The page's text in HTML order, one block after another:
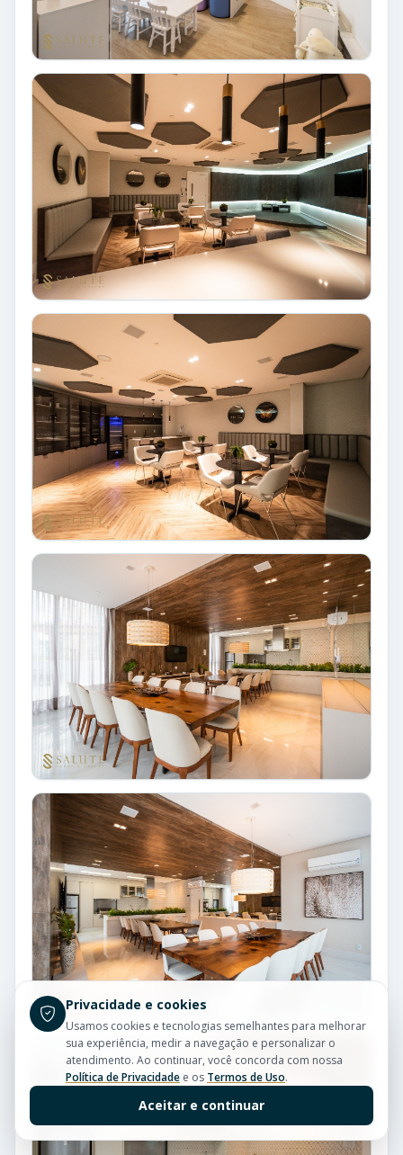
Privacidade e cookies
Usamos cookies e tecnologias semelhantes para melhorar
sua experiência, medir a navegação e personalizar o
atendimento. Ao continuar, você concorda com nossa
Política de Privacidade e os Termos de Uso.
Aceitar e continuar